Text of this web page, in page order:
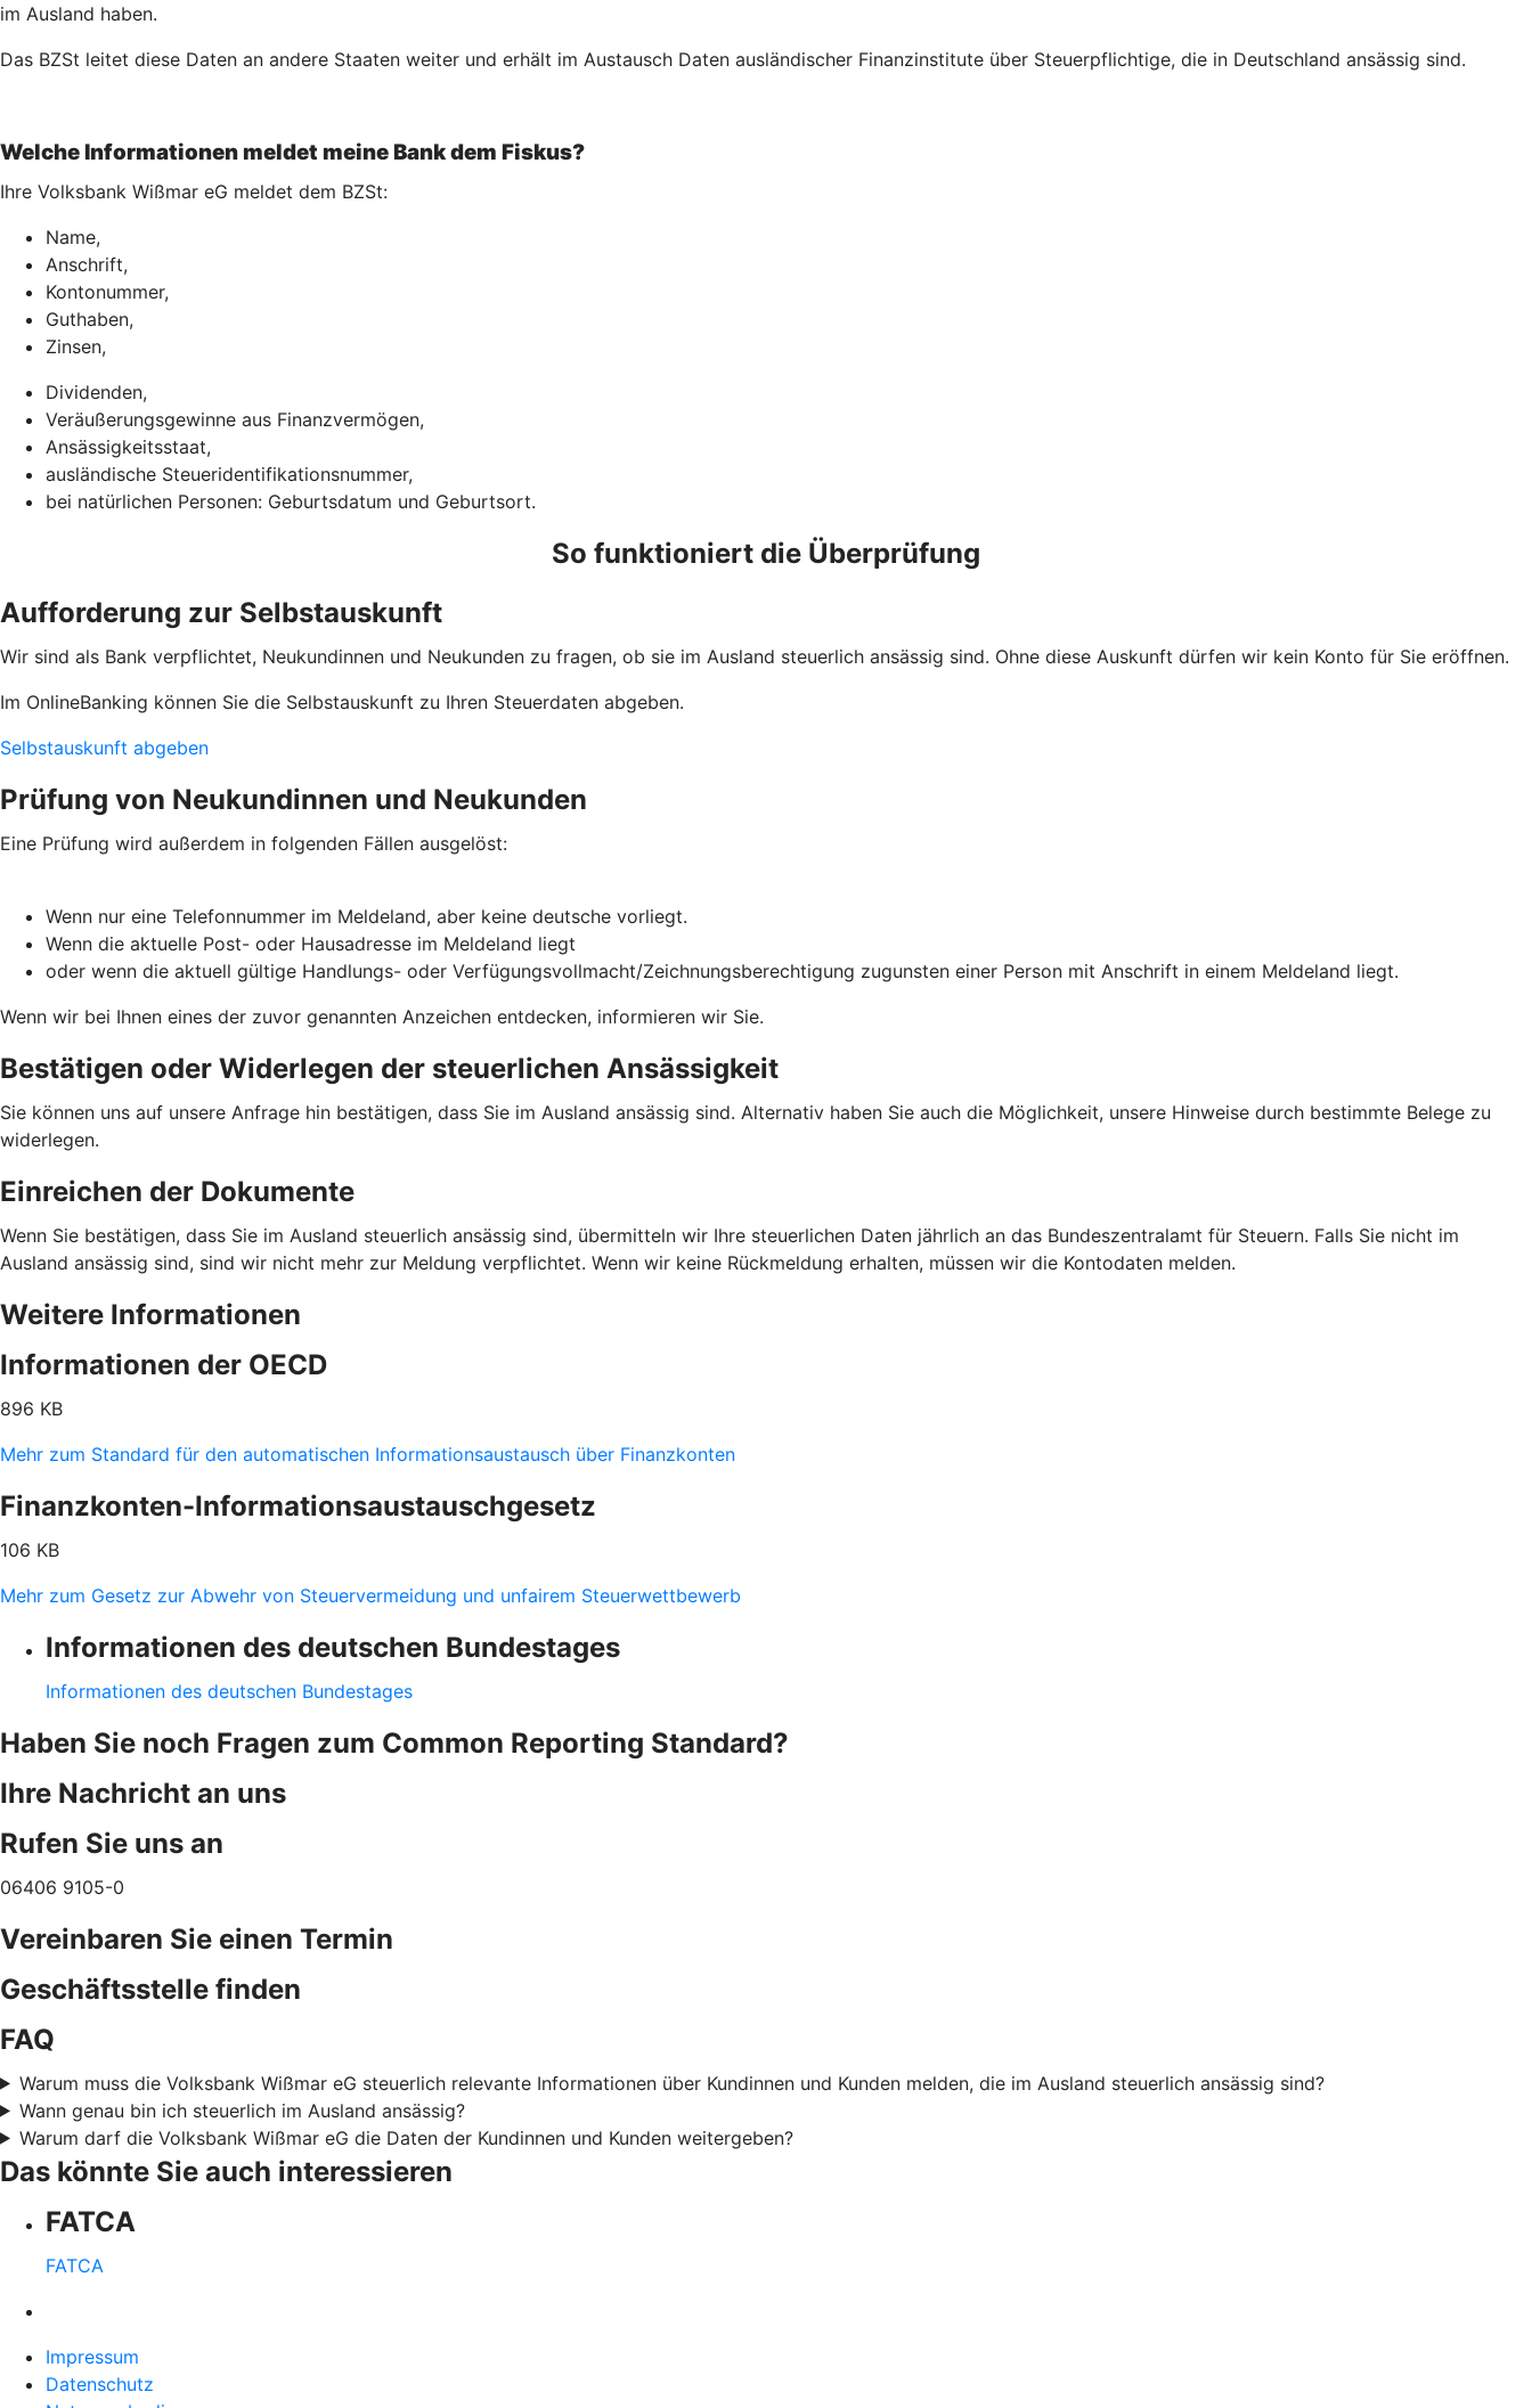
im Ausland haben.
Das BZSt leitet diese Daten an andere Staaten weiter und erhält im Austausch Daten ausländischer Finanzinstitute über Steuerpflichtige, die in Deutschland ansässig sind.
Welche Informationen meldet meine Bank dem Fiskus?
Ihre Volksbank Wißmar eG meldet dem BZSt:
Name,
Anschrift,
Kontonummer,
Guthaben,
Zinsen,
Dividenden,
Veräußerungsgewinne aus Finanzvermögen,
Ansässigkeitsstaat,
ausländische Steueridentifikationsnummer,
bei natürlichen Personen: Geburtsdatum und Geburtsort.
So funktioniert die Überprüfung
Aufforderung zur Selbstauskunft
Wir sind als Bank verpflichtet, Neukundinnen und Neukunden zu fragen, ob sie im Ausland steuerlich ansässig sind. Ohne diese Auskunft dürfen wir kein Konto für Sie eröffnen.
Im OnlineBanking können Sie die Selbstauskunft zu Ihren Steuerdaten abgeben.
Selbstauskunft abgeben
Prüfung von Neukundinnen und Neukunden
Eine Prüfung wird außerdem in folgenden Fällen ausgelöst:
Wenn nur eine Telefonnummer im Meldeland, aber keine deutsche vorliegt.
Wenn die aktuelle Post- oder Hausadresse im Meldeland liegt
oder wenn die aktuell gültige Handlungs- oder Verfügungsvollmacht/Zeichnungsberechtigung zugunsten einer Person mit Anschrift in einem Meldeland liegt.
Wenn wir bei Ihnen eines der zuvor genannten Anzeichen entdecken, informieren wir Sie.
Bestätigen oder Widerlegen der steuerlichen Ansässigkeit
Sie können uns auf unsere Anfrage hin bestätigen, dass Sie im Ausland ansässig sind. Alternativ haben Sie auch die Möglichkeit, unsere Hinweise durch bestimmte Belege zu
widerlegen.
Einreichen der Dokumente
Wenn Sie bestätigen, dass Sie im Ausland steuerlich ansässig sind, übermitteln wir Ihre steuerlichen Daten jährlich an das Bundeszentralamt für Steuern. Falls Sie nicht im
Ausland ansässig sind, sind wir nicht mehr zur Meldung verpflichtet. Wenn wir keine Rückmeldung erhalten, müssen wir die Kontodaten melden.
Weitere Informationen
Informationen der OECD
896 KB
Mehr zum Standard für den automatischen Informationsaustausch über Finanzkonten
Finanzkonten-Informationsaustauschgesetz
106 KB
Mehr zum Gesetz zur Abwehr von Steuervermeidung und unfairem Steuerwettbewerb
Informationen des deutschen Bundestages
Informationen des deutschen Bundestages
Haben Sie noch Fragen zum Common Reporting Standard?
Ihre Nachricht an uns
Rufen Sie uns an
06406 9105-0
Vereinbaren Sie einen Termin
Geschäftsstelle finden
FAQ
Warum muss die Volksbank Wißmar eG steuerlich relevante Informationen über Kundinnen und Kunden melden, die im Ausland steuerlich ansässig sind?
Wann genau bin ich steuerlich im Ausland ansässig?
Warum darf die Volksbank Wißmar eG die Daten der Kundinnen und Kunden weitergeben?
Das könnte Sie auch interessieren
FATCA
FATCA
Impressum
Datenschutz